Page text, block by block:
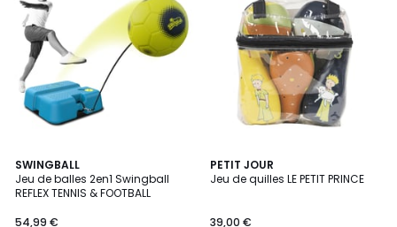
SWINGBALL
Jeu de balles 2en1 Swingball
REFLEX TENNIS & FOOTBALL
54,99 €
PETIT JOUR
Jeu de quilles LE PETIT PRINCE
39,00 €